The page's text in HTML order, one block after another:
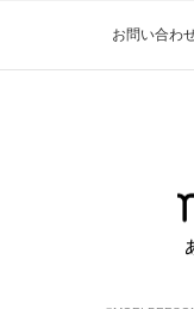
お問い合わ